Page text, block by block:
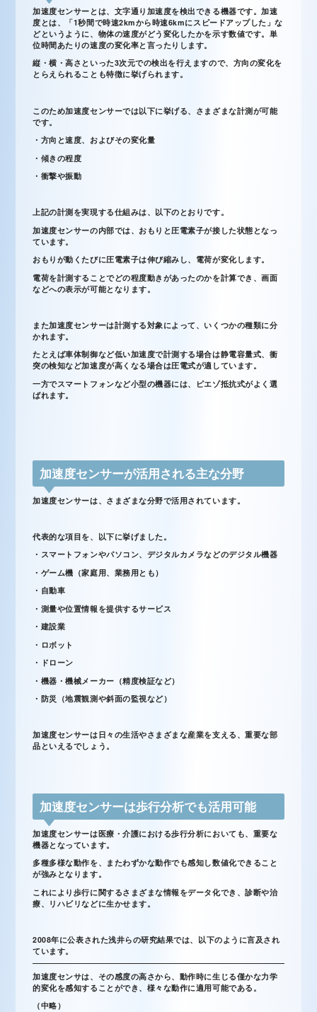
加速度センサーとは、文字通り加速度を検出できる機器です。加速
度とは、「1秒間で時速2kmから時速6kmにスピードアップした」な
どというように、物体の速度がどう変化したかを示す数値です。単
位時間あたりの速度の変化率と言ったりします。
縦・横・高さといった3次元での検出を行えますので、方向の変化を
とらえられることも特徴に挙げられます。
このため加速度センサーでは以下に挙げる、さまざまな計測が可能
です。
・方向と速度、およびその変化量
・傾きの程度
・衝撃や振動
上記の計測を実現する仕組みは、以下のとおりです。
加速度センサーの内部では、おもりと圧電素子が接した状態となっ
ています。
おもりが動くたびに圧電素子は伸び縮みし、電荷が変化します。
電荷を計測することでどの程度動きがあったのかを計算でき、画面
などへの表示が可能となります。
また加速度センサーは計測する対象によって、いくつかの種類に分
かれます。
たとえば車体制御など低い加速度で計測する場合は静電容量式、衝
突の検知など加速度が高くなる場合は圧電式が適しています。
一方でスマートフォンなど小型の機器には、ピエゾ抵抗式がよく選
ばれます。
加速度センサーが活用される主な分野
加速度センサーは、さまざまな分野で活用されています。
代表的な項目を、以下に挙げました。
・スマートフォンやパソコン、デジタルカメラなどのデジタル機器
・ゲーム機（家庭用、業務用とも）
・自動車
・測量や位置情報を提供するサービス
・建設業
・ロボット
・ドローン
・機器・機械メーカー（精度検証など）
・防災（地震観測や斜面の監視など）
加速度センサーは日々の生活やさまざまな産業を支える、重要な部
品といえるでしょう。
加速度センサーは歩行分析でも活用可能
加速度センサーは医療・介護における歩行分析においても、重要な
機器となっています。
多種多様な動作を、またわずかな動作でも感知し数値化できること
が強みとなります。
これにより歩行に関するさまざまな情報をデータ化でき、診断や治
療、リハビリなどに生かせます。
2008年に公表された浅井らの研究結果では、以下のように言及され
ています。
加速度センサは、その感度の高さから、動作時に生じる僅かな力学
的変化を感知することができ、様々な動作に適用可能である。
（中略）